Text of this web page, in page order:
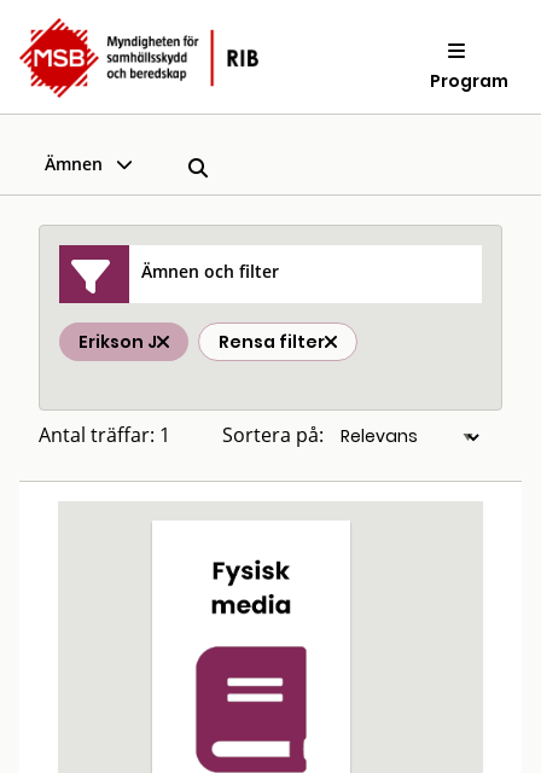
Program
Ämnen
Ämnen och filter
Erikson J Rensa filter
Antal träffar: 1 Sortera på: